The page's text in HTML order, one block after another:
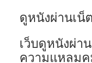
ดูหนังผ่านเน็
เว็บดูหนังผ่า
ความแหลม